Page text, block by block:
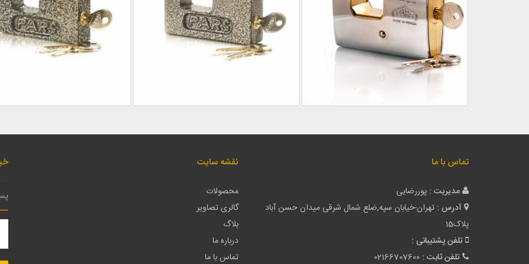
تماس با ما
مدیریت : پوررضایی
آدرس : تهران-خیابان سپه,ضلع شمال شرقی میدان حسن آباد
پلاک15
تلفن پشتیبانی :
تلفن ثابت : 02166707600
نقشه سایت
محصولات
گالری تصاویر
بلاگ
درباره ما
تماس با ما